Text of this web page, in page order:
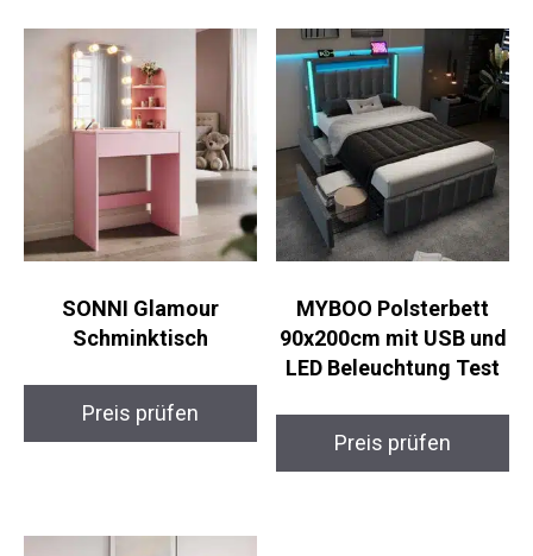
SONNI Glamour
Schminktisch
Preis prüfen
MYBOO Polsterbett
90x200cm mit USB und
LED Beleuchtung Test
Preis prüfen